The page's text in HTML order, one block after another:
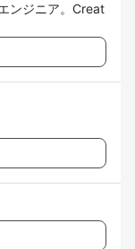
ンジニア。Creat